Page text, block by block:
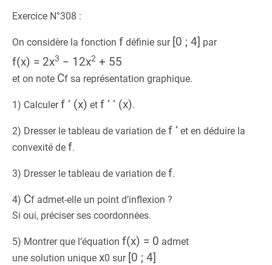
Exercice N°308 :
On considère la fonction f définie sur [0 ; 4] par
f(x) = 2x3 − 12x2 + 55
et on note Cf sa représentation graphique.
1) Calculerf ‘ (x) et f ‘ ‘ (x).
2) Dresser le tableau de variation de f ‘ et en déduire la
convexité de f.
3) Dresser le tableau de variation de f.
4) Cf admet-elle un point d’inflexion ?
Si oui, préciser ses coordonnées.
5) Montrer que l’équation f(x) = 0 admet
une solution unique x0 sur [0 ; 4]